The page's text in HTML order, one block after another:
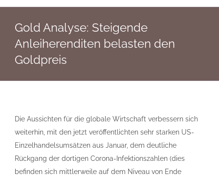
Gold Analyse: Steigende
Anleiherenditen belasten den
Goldpreis
Die Aussichten für die globale Wirtschaft verbessern sich
weiterhin, mit den jetzt veröffentlichten sehr starken US-
Einzelhandelsumsätzen aus Januar, dem deutliche
Rückgang der dortigen Corona-Infektionszahlen (dies
befinden sich mittlerweile auf dem Niveau von Ende